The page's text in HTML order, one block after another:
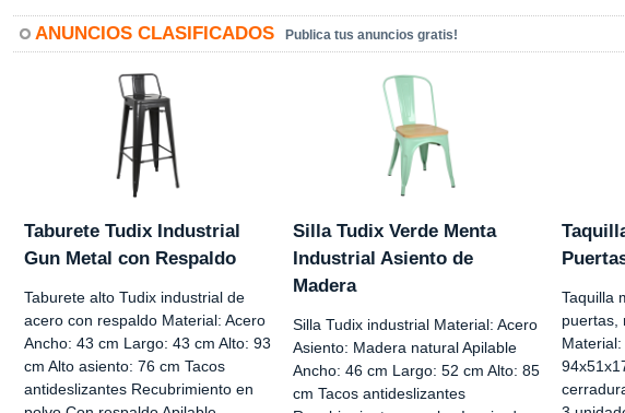
ANUNCIOS CLASIFICADOS Publica tus anuncios gratis!
Taburete Tudix Industrial
Gun Metal con Respaldo
Taburete alto Tudix industrial de
acero con respaldo Material: Acero
Ancho: 43 cm Largo: 43 cm Alto: 93
cm Alto asiento: 76 cm Tacos
antideslizantes Recubrimiento en
Silla Tudix Verde Menta
Industrial Asiento de
Madera
Silla Tudix industrial Material: Acero
Asiento: Madera natural Apilable
Ancho: 46 cm Largo: 52 cm Alto: 85
cm Tacos antideslizantes
Taquilla
puertas,